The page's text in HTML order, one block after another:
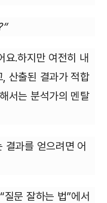
요.하지만 여전히 내
산출된 결과가 적합
서는 분석가의 멘탈
결과를 얻으려면 어
문 잘하는 법”에서